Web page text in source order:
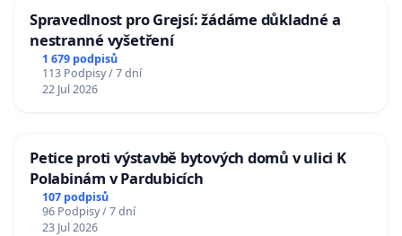
Spravedlnost pro Grejsí: žádáme důkladné a
nestranné vyšetření
1 679 podpisů
113 Podpisy / 7 dní
22 Jul 2026
Petice proti výstavbě bytových domů v ulici K
Polabinám v Pardubicích
107 podpisů
96 Podpisy / 7 dní
23 Jul 2026